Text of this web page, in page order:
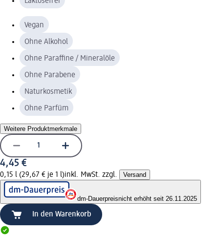
Vegan
Ohne Alkohol
Ohne Paraffine / Mineralöle
Ohne Parabene
Naturkosmetik
Ohne Parfüm
Weitere Produktmerkmale
4,45 €
0,15 l (29,67 € je 1 l)inkl. MwSt. zzgl. Versand
dm-Dauerpreisnicht erhöht seit 26.11.2025
In den Warenkorb